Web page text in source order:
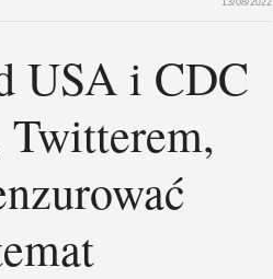
13/08/2022
USA i CDC